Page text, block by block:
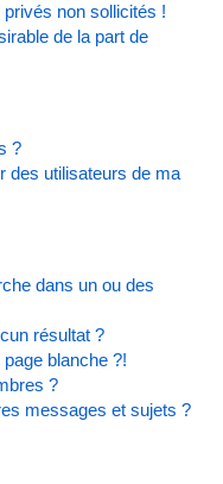
non sollicités !
de la part de
?
des utilisateurs de ma
dans un ou des
résultat ?
blanche ?!
?
messages et sujets ?